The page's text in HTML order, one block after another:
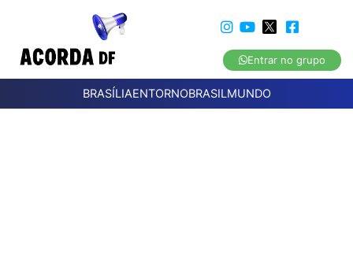
Entrar no grupo
BRASÍLIAENTORNOBRASILMUNDO